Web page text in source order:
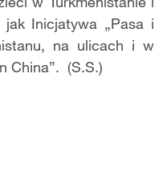
jak Inicjatywa „Pasa i
na ulicach i w
China”. (S.S.)